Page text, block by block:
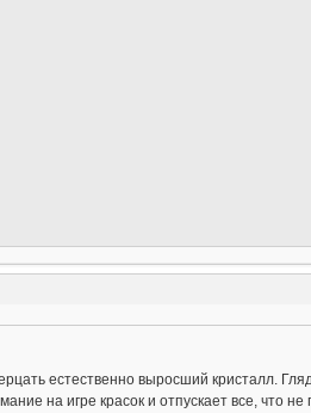
естественно выросший кристалл.
на игре красок и отпускает все, что не